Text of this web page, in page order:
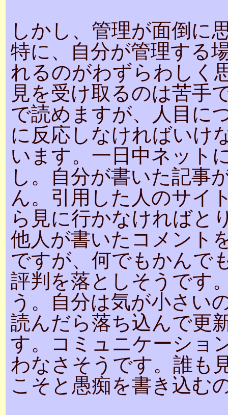
しかし、管理が面倒に
特に、自分が管理する
れるのがわずらわしく
見を受け取るのは苦手
で読めますが、人目に
に反応しなければいけ
います。一日中ネット
し。自分が書いた記事
ん。引用した人のサイ
ら見に行かなければと
他人が書いたコメント
ですが、何でもかんで
評判を落としそうです
う。自分は気が小さい
読んだら落ち込んで更
す。コミュニケーショ
わなさそうです。誰も
こそと愚痴を書き込む